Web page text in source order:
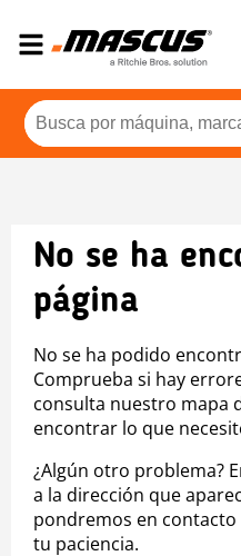
No se ha
página
No se ha podido
Comprueba si hay
consulta nuestro mapa
encontrar lo que
¿Algún otro problema?
a la dirección que
pondremos en contacto
tu paciencia.